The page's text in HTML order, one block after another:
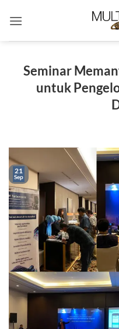
Seminar
untuk
21
Sep